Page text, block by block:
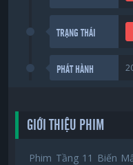
TRẠNG THÁI
PHÁT HÀNH
GIỚI THIỆU PHIM
Phim Tầng 11 Biến